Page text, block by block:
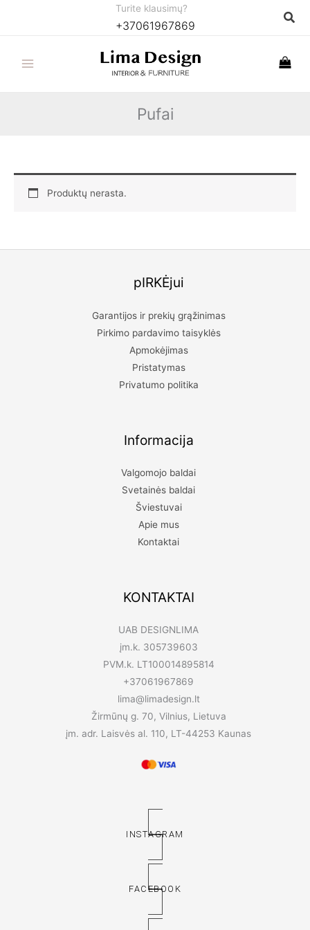
Turite klausimų?
+37061967869
Pufai
Produktų nerasta.
pIRKĖjui
Garantijos ir prekių grąžinimas
Pirkimo pardavimo taisyklės
Apmokėjimas
Pristatymas
Privatumo politika
Informacija
Valgomojo baldai
Svetainės baldai
Šviestuvai
Apie mus
Kontaktai
KONTAKTAI
UAB DESIGNLIMA
įm.k. 305739603
PVM.k. LT100014895814
+37061967869
lima@limadesign.lt
Žirmūnų g. 70, Vilnius, Lietuva
įm. adr. Laisvės al. 110, LT-44253 Kaunas
INSTAGRAM
FACEBOOK